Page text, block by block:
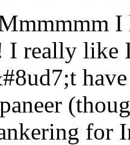
I
I really like
for